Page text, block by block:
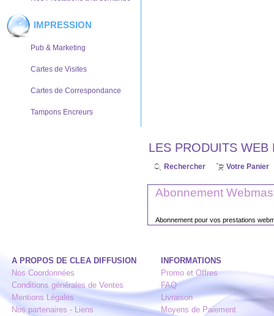
IMPRESSION
Pub & Marketing
Cartes de Visites
Cartes de Correspondance
Tampons Encreurs
LES PRODUITS
Rechercher Votre Panier
Abonnement
Abonnement pour vos prestations
A PROPOS DE CLEA DIFFUSION
INFORMATIONS
Nos Coordonnées
Promo et Offres
Conditions générales de Ventes
FAQ
Mentions Légales
Livraison
Nos partenaires - Liens
Moyens de Paiement